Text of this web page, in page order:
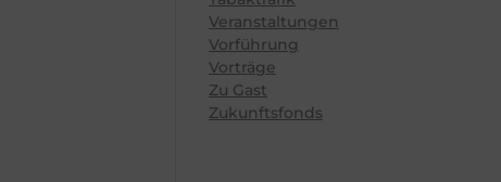
Veranstaltungen
Vorführung
Vorträge
Zu Gast
Zukunftsfonds